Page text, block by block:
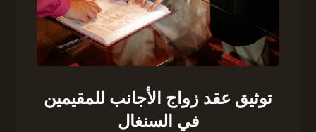
توثيق عقد زواج الأجانب للمقيمين
في السنغال